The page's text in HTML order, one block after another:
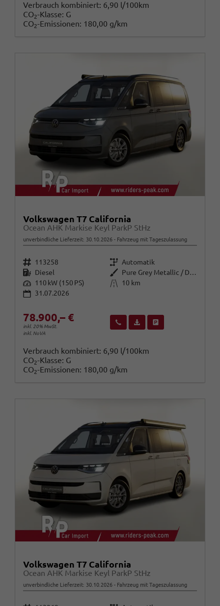
Verbrauch kombiniert: 6,90 l/100km
CO2-Klasse: G
CO2-Emissionen: 180,00 g/km
Volkswagen T7 California
Ocean AHK Markise Keyl ParkP StHz
unverbindliche Lieferzeit: 30.10.2026 Fahrzeug mit Tageszulassung
Fahrzeugnr. 113258 Getriebe Automatik
Kraftstoff Diesel Außenfarbe
Pure Grey Metallic / Dach: schwa
Leistung 110 kW (150 PS) Kilometerstand
10 km
31.07.2026
78.900,– €
inkl. 20% MwSt.
inkl. NoVA
Wir rufen Sie anFahrzeugexposé (PDF)
Verbrauch kombiniert: 6,90 l/100km
CO2-Klasse: G
CO2-Emissionen: 180,00 g/km
Volkswagen T7 California
Ocean AHK Markise Keyl ParkP StHz
unverbindliche Lieferzeit: 30.10.2026 Fahrzeug mit Tageszulassung